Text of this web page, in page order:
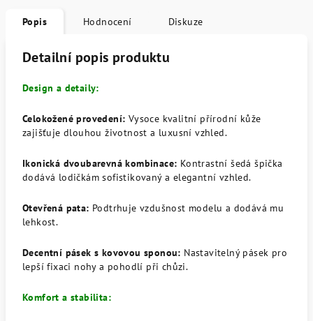
Popis Hodnocení Diskuze
Detailní popis produktu
Design a detaily:
Celokožené provedení: Vysoce kvalitní přírodní kůže
zajišťuje dlouhou životnost a luxusní vzhled.
Ikonická dvoubarevná kombinace: Kontrastní šedá špička
dodává lodičkám sofistikovaný a elegantní vzhled.
Otevřená pata: Podtrhuje vzdušnost modelu a dodává mu
lehkost.
Decentní pásek s kovovou sponou: Nastavitelný pásek pro
lepší fixaci nohy a pohodlí při chůzi.
Komfort a stabilita: